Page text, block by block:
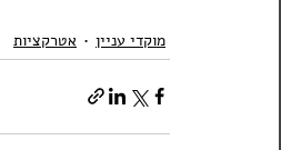
מוקדי עניין אטרקציות